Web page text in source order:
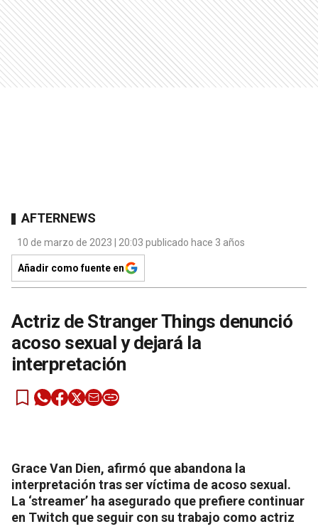
AFTERNEWS
10 de marzo de 2023 | 20:03 publicado hace 3 años
Añadir como fuente en
Actriz de Stranger Things denunció
acoso sexual y dejará la
interpretación
Grace Van Dien, afirmó que abandona la
interpretación tras ser víctima de acoso sexual.
La ‘streamer’ ha asegurado que prefiere continuar
en Twitch que seguir con su trabajo como actriz